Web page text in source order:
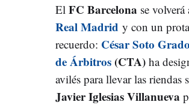
El FC Barcelona se volverá
Real Madrid y con un
recuerdo: César Soto Grado
de Árbitros (CTA) ha
avilés para llevar las riendas
Javier Iglesias Villanueva